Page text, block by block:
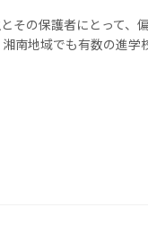
その保護者にとって、
南地域でも有数の進